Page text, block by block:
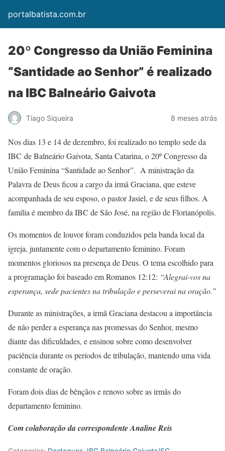
portalbatista.com.br
20º Congresso da União Feminina
“Santidade ao Senhor” é realizado
na IBC Balneário Gaivota
Tiago Siqueira 8 meses atrás
Nos dias 13 e 14 de dezembro, foi realizado no templo sede da
IBC de Balneário Gaivota, Santa Catarina, o 20º Congresso da
União Feminina “Santidade ao Senhor”. A ministração da
Palavra de Deus ficou a cargo da irmã Graciana, que esteve
acompanhada de seu esposo, o pastor Jasiel, e de seus filhos. A
família é membro da IBC de São José, na região de Florianópolis.
Os momentos de louvor foram conduzidos pela banda local da
igreja, juntamente com o departamento feminino. Foram
momentos gloriosos na presença de Deus. O tema escolhido para
a programação foi baseado em Romanos 12:12: “Alegrai-vos na
esperança, sede pacientes na tribulação e perseverai na oração.”
Durante as ministrações, a irmã Graciana destacou a importância
de não perder a esperança nas promessas do Senhor, mesmo
diante das dificuldades, e ensinou sobre como desenvolver
paciência durante os períodos de tribulação, mantendo uma vida
constante de oração.
Foram dois dias de bênçãos e renovo sobre as irmãs do
departamento feminino.
Com colaboração da correspondente Analine Reis